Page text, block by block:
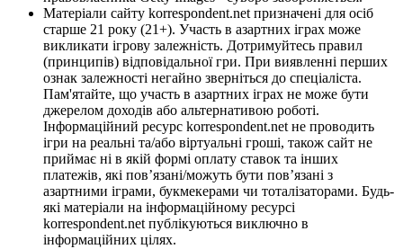
Матеріали сайту korrespondent.net призначені для осіб
старше 21 року (21+). Участь в азартних іграх може
викликати ігрову залежність. Дотримуйтесь правил
(принципів) відповідальної гри. При виявленні перших
ознак залежності негайно зверніться до спеціаліста.
Пам'ятайте, що участь в азартних іграх не може бути
джерелом доходів або альтернативою роботі.
Інформаційний ресурс korrespondent.net не проводить
ігри на реальні та/або віртуальні гроші, також сайт не
приймає ні в якій формі оплату ставок та інших
платежів, які пов’язані/можуть бути пов’язані з
азартними іграми, букмекерами чи тоталізаторами. Будь-
які матеріали на інформаційному ресурсі
korrespondent.net публікуються виключно в
інформаційних цілях.